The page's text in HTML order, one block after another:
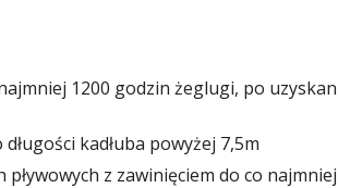
1200 godzin żeglugi, po
kadłuba powyżej 7,5m
z zawinięciem do co